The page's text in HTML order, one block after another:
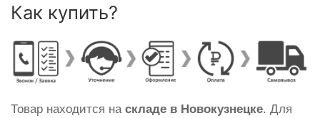
Как купить?
Товар находится на складе в Новокузнецке. Для